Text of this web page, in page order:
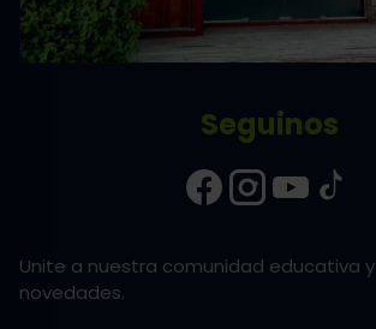
Seguinos
Unite a nuestra comunidad educativa
novedades.